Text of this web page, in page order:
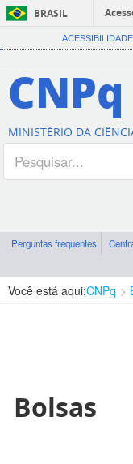
BRASIL
ACESSIBILIDADE
CNPq
MINISTÉRIO DA
Perguntas frequentes
Você está aqui:CNPq
Bolsas